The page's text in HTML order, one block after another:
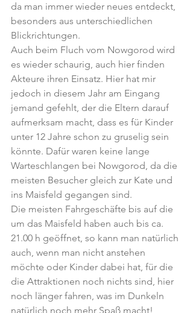
da man immer wieder neues entdeckt,
besonders aus unterschiedlichen
Blickrichtungen.
Auch beim Fluch vom Nowgorod wird
es wieder schaurig, auch hier finden
Akteure ihren Einsatz. Hier hat mir
jedoch in diesem Jahr am Eingang
jemand gefehlt, der die Eltern darauf
aufmerksam macht, dass es für Kinder
unter 12 Jahre schon zu gruselig sein
könnte. Dafür waren keine lange
Warteschlangen bei Nowgorod, da die
meisten Besucher gleich zur Kate und
ins Maisfeld gegangen sind.
Die meisten Fahrgeschäfte bis auf die
um das Maisfeld haben auch bis ca.
21.00 h geöffnet, so kann man natürlich
auch, wenn man nicht anstehen
möchte oder Kinder dabei hat, für die
die Attraktionen noch nichts sind, hier
noch länger fahren, was im Dunkeln
natürlich noch mehr Spaß macht!